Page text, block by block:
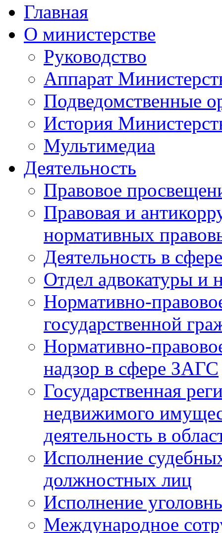
Главная
О министерстве
Руководство
Аппарат
Подведомственные
История
Мультимедиа
Деятельность
Правовое
Правовая и
нормативных
Деятельность в
Отдел адвокатуры и
Нормативно-
государственной
Нормативно-
надзор в сфере ЗАГС
Государственная
недвижимого
деятельность в
Исполнение
должностных лиц
Исполнение
Международное